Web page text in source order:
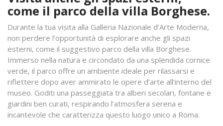
come il parco della villa Borghese.
Durante la tua visita alla Galleria Nazionale d’Arte Moderna,
non perdere l’opportunità di esplorare anche gli spazi
esterni, come il suggestivo parco della villa Borghese.
Immerso nella natura e circondato da una splendida cornice
verde, il parco offre un ambiente ideale per rilassarsi e
riflettere dopo aver ammirato le opere d’arte all’interno del
museo. Goditi una passeggiata tra alberi secolari, fontane e
giardini ben curati, respirando l’atmosfera serena e
incantevole che caratterizza questo luogo unico a Roma.